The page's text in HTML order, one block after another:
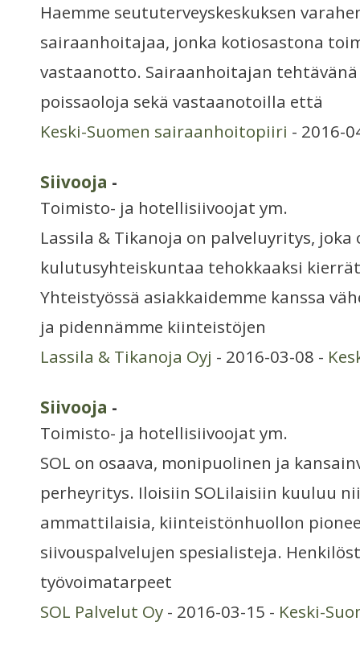
Haemme seututerveyskeskuksen
sairaanhoitajaa, jonka kotiosastona
vastaanotto. Sairaanhoitajan
poissaoloja sekä vastaanotoilla että
Keski-Suomen sairaanhoitopiiri - 2016-
Siivooja -
Toimisto- ja hotellisiivoojat ym.
Lassila & Tikanoja on palveluyritys,
kulutusyhteiskuntaa tehokkaaksi
Yhteistyössä asiakkaidemme kanssa
ja pidennämme kiinteistöjen
Lassila & Tikanoja Oyj - 2016-03-08 -
Siivooja -
Toimisto- ja hotellisiivoojat ym.
SOL on osaava, monipuolinen ja
perheyritys. Iloisiin SOLilaisiin kuuluu
ammattilaisia, kiinteistönhuollon
siivouspalvelujen spesialisteja.
työvoimatarpeet
SOL Palvelut Oy - 2016-03-15 - Keski-